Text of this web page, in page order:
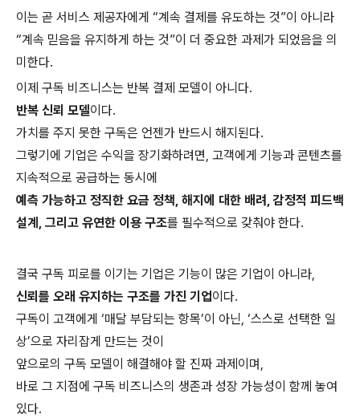
이는 곧 서비스 제공자에게 “계속 결제를 유도하는 것”이 아니라
“계속 믿음을 유지하게 하는 것”이 더 중요한 과제가 되었음을 의
미한다.
이제 구독 비즈니스는 반복 결제 모델이 아니다.
반복 신뢰 모델이다.
가치를 주지 못한 구독은 언젠가 반드시 해지된다.
그렇기에 기업은 수익을 장기화하려면, 고객에게 기능과 콘텐츠를
지속적으로 공급하는 동시에
예측 가능하고 정직한 요금 정책, 해지에 대한 배려, 감정적 피드백
설계, 그리고 유연한 이용 구조를 필수적으로 갖춰야 한다.
결국 구독 피로를 이기는 기업은 기능이 많은 기업이 아니라,
신뢰를 오래 유지하는 구조를 가진 기업이다.
구독이 고객에게 ‘매달 부담되는 항목’이 아닌, ‘스스로 선택한 일
상’으로 자리잡게 만드는 것이
앞으로의 구독 모델이 해결해야 할 진짜 과제이며,
바로 그 지점에 구독 비즈니스의 생존과 성장 가능성이 함께 놓여
있다.